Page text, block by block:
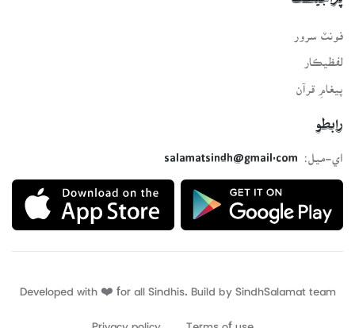
لفظيڪار
پيغامِ قرآن
رابطو
اي-ميل:
salamatsindh@gmail.com
Developed with ❤️ for all Sindhis. Build by
Terms of use